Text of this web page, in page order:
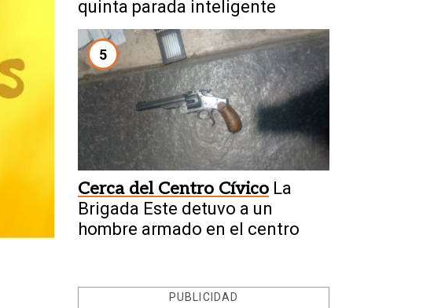
quinta parada inteligente
5
Cerca del Centro Cívico La
Brigada Este detuvo a un
hombre armado en el centro
PUBLICIDAD